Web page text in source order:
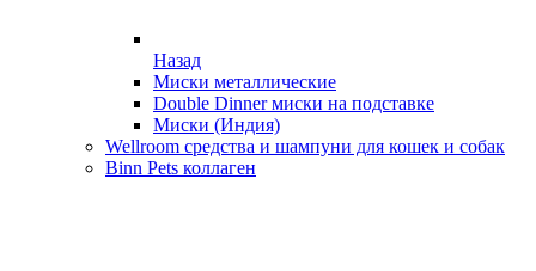
Назад
Миски металлические
Double Dinner миски на подставке
Миски (Индия)
Wellroom средства и шампуни для кошек и собак
Binn Pets коллаген